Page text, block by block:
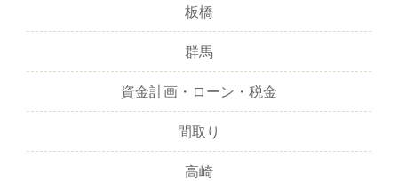
板橋
群馬
資金計画・ローン・税金
間取り
高崎